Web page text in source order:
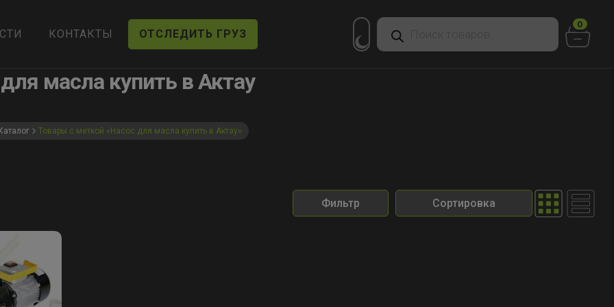
КОНТАКТЫ ОТСЛЕДИТЬ ГРУЗ
Поиск
товаров
0
масла купить в Актау
Каталог Товары с меткой «Насос для масла купить в Актау»
Фильтр Сортировка